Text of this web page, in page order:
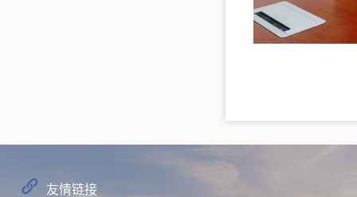
友情链接